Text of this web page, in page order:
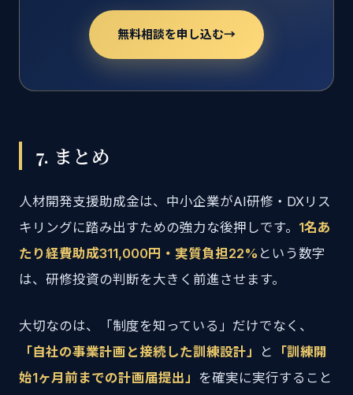
無料相談を申し込む→
7. まとめ
人材開発支援助成金は、中小企業がAI研修・DXリス
キリングに踏み出すための強力な後押しです。 1名あ
たり経費助成311,000円・実質負担22% という数字
は、研修投資の判断を大きく前進させます。
大切なのは、「制度を知っている」だけでなく、
「自社の事業計画と接続した訓練設計」
と
「訓練開
始1ヶ月前までの計画届提出」 を確実に実行すること